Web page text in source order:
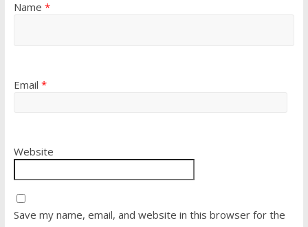
Name *
Email *
Website
Save my name, email, and website in this browser for the